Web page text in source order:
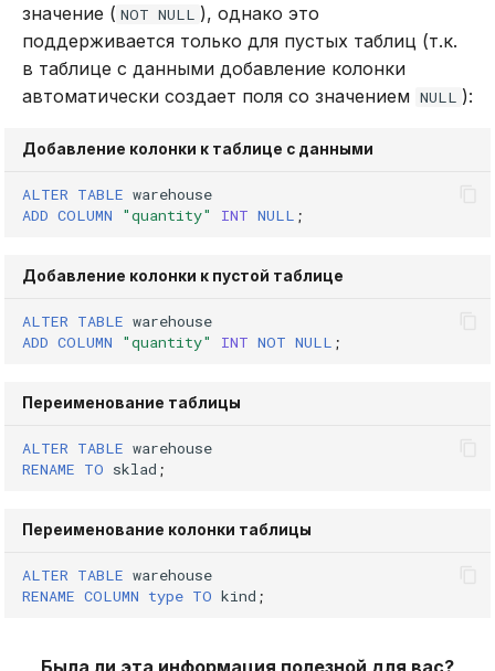
значение ( NOT NULL ), однако это
поддерживается только для пустых таблиц (т.к.
в таблице с данными добавление колонки
автоматически создает поля со значением NULL ):
Добавление колонки к таблице с данными
ALTER TABLE warehouse
ADD COLUMN "quantity" INT NULL ;
Добавление колонки к пустой таблице
ALTER TABLE warehouse
ADD COLUMN "quantity" INT NOT NULL ;
Переименование таблицы
ALTER TABLE warehouse
RENAME TO sklad ;
Переименование колонки таблицы
ALTER TABLE warehouse
RENAME COLUMN type TO kind ;